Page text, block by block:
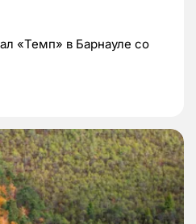
«Темп» в Барнауле со